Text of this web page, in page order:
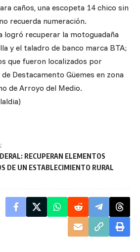
caños, una escopeta 14 chico sin
recuerda numeración.
logró recuperar la motoguadaña
y el taladro de banco marca BTA;
que fueron localizados por
Destacamento Güemes en zona
de Arroyo del Medio.
RECUPERAN ELEMENTOS
DE UN ESTABLECIMIENTO RURAL